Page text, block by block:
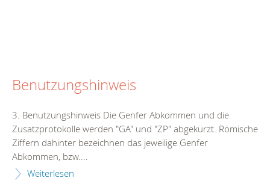
Benutzungshinweis
3. Benutzungshinweis Die Genfer Abkommen und die
Zusatzprotokolle werden "GA" und "ZP" abgekürzt. Römische
Ziffern dahinter bezeichnen das jeweilige Genfer
Abkommen, bzw....
Weiterlesen